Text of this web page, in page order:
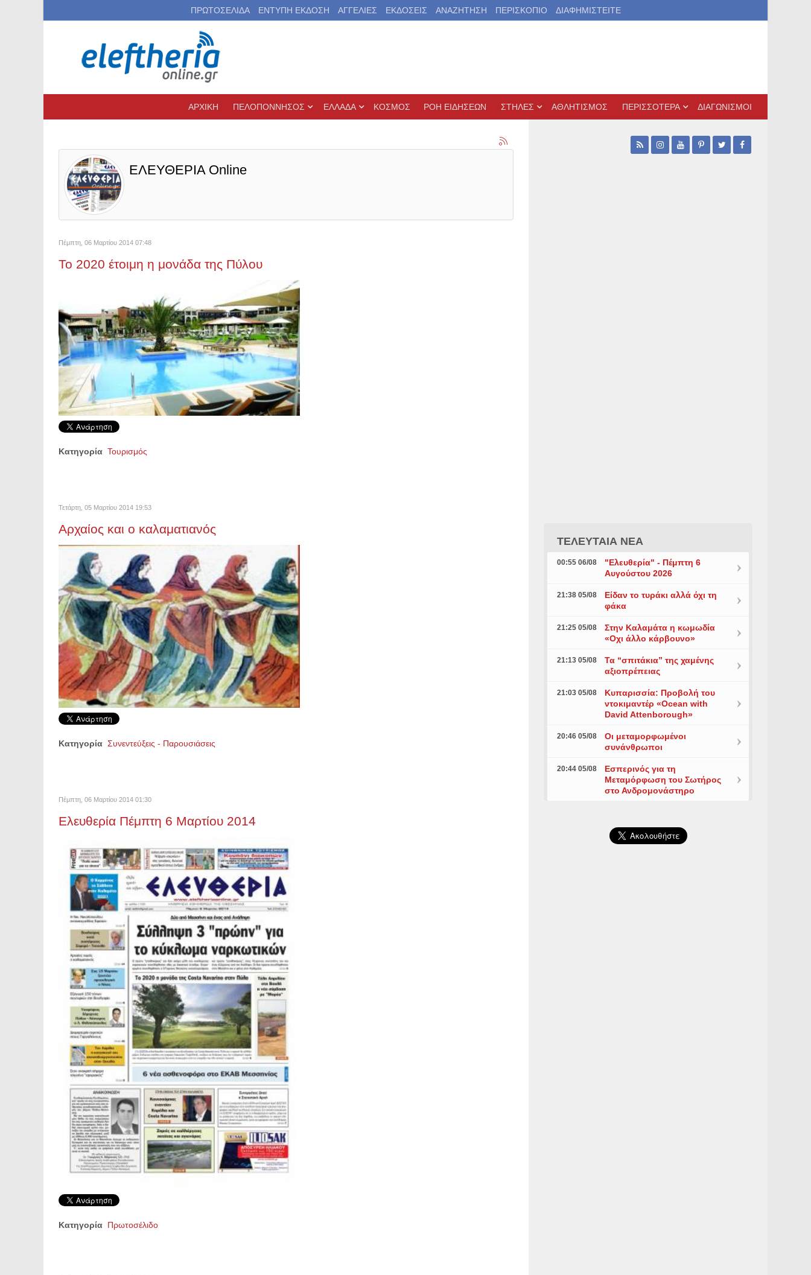
ΠΡΩΤΟΣΕΛΙΔΑ ΕΝΤΥΠΗ ΕΚΔΟΣΗ ΑΓΓΕΛΙΕΣ ΕΚΔΟΣΕΙΣ ΑΝΑΖΗΤΗΣΗ ΠΕΡΙΣΚΟΠΙΟ ΔΙΑΦΗΜΙΣΤΕΙΤΕ
ΑΡΧΙΚΗ ΠΕΛΟΠΟΝΝΗΣΟΣ ΕΛΛΑΔΑ ΚΟΣΜΟΣ ΡΟΗ ΕΙΔΗΣΕΩΝ ΣΤΗΛΕΣ ΑΘΛΗΤΙΣΜΟΣ ΠΕΡΙΣΣΟΤΕΡΑ ΔΙΑΓΩΝΙΣΜΟΙ
ΕΛΕΥΘΕΡΙΑ Online
Πέμπτη, 06 Μαρτίου 2014 07:48
Το 2020 έτοιμη η μονάδα της Πύλου
Κατηγορία Τουρισμός
Τετάρτη, 05 Μαρτίου 2014 19:53
Αρχαίος και ο καλαματιανός
Κατηγορία Συνεντεύξεις - Παρουσιάσεις
Πέμπτη, 06 Μαρτίου 2014 01:30
Ελευθερία Πέμπτη 6 Mαρτίου 2014
Κατηγορία Πρωτοσέλιδο
ΤΕΛΕΥΤΑΙΑ ΝΕΑ
00:55 06/08
"Ελευθερία" - Πέμπτη 6
Αυγούστου 2026
21:38 05/08
Είδαν το τυράκι αλλά όχι τη
φάκα
21:25 05/08
Στην Καλαμάτα η κωμωδία
«Οχι άλλο κάρβουνο»
21:13 05/08
Τα “σπιτάκια” της χαμένης
αξιοπρέπειας
21:03 05/08
Κυπαρισσία: Προβολή του
ντοκιμαντέρ «Ocean with
David Attenborough»
20:46 05/08
Οι μεταμορφωμένοι
συνάνθρωποι
20:44 05/08
Εσπερινός για τη
Μεταμόρφωση του Σωτήρος
στο Ανδρομονάστηρο